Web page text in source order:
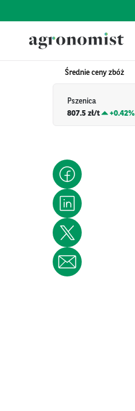
Średnie ceny zbóż
Pszenica
807.5 zł/t
+0.42%